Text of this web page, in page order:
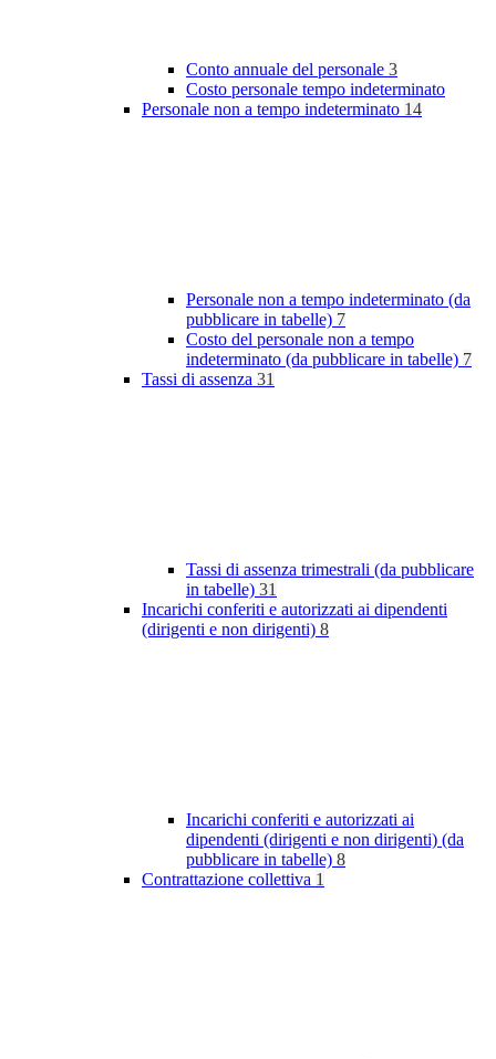
Conto annuale del personale 3
Costo personale tempo indeterminato
Personale non a tempo indeterminato 14
Personale non a tempo indeterminato (da
pubblicare in tabelle) 7
Costo del personale non a tempo
indeterminato (da pubblicare in tabelle) 7
Tassi di assenza 31
Tassi di assenza trimestrali (da pubblicare
in tabelle) 31
Incarichi conferiti e autorizzati ai dipendenti
(dirigenti e non dirigenti) 8
Incarichi conferiti e autorizzati ai
dipendenti (dirigenti e non dirigenti) (da
pubblicare in tabelle) 8
Contrattazione collettiva 1